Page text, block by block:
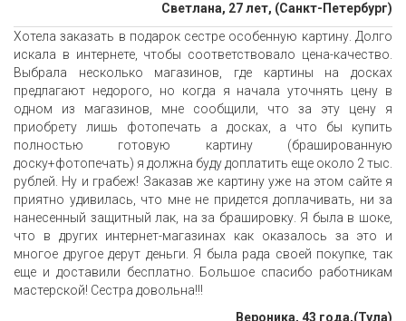
Светлана, 27 лет, (Санкт-Петербург)
Хотела заказать в подарок сестре особенную картину. Долго
искала в интернете, чтобы соответствовало цена-качество.
Выбрала несколько магазинов, где картины на досках
предлагают недорого, но когда я начала уточнять цену в
одном из магазинов, мне сообщили, что за эту цену я
приобрету лишь фотопечать а досках, а что бы купить
полностью готовую картину (брашированную
доску+фотопечать) я должна буду доплатить еще около 2 тыс.
рублей. Ну и грабеж! Заказав же картину уже на этом сайте я
приятно удивилась, что мне не придется доплачивать, ни за
нанесенный защитный лак, на за брашировку. Я была в шоке,
что в других интернет-магазинах как оказалось за это и
многое другое дерут деньги. Я была рада своей покупке, так
еще и доставили бесплатно. Большое спасибо работникам
мастерской! Сестра довольна!!!
Вероника, 43 года,(Тула)